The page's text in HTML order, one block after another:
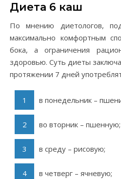
Диета 6 каш
По мнению диетологов,
максимально комфортным
бока, а ограничения
здоровью. Суть диеты
протяжении 7 дней
в понедельник –
во вторник – пшенную;
в среду – рисовую;
в четверг – ячневую;